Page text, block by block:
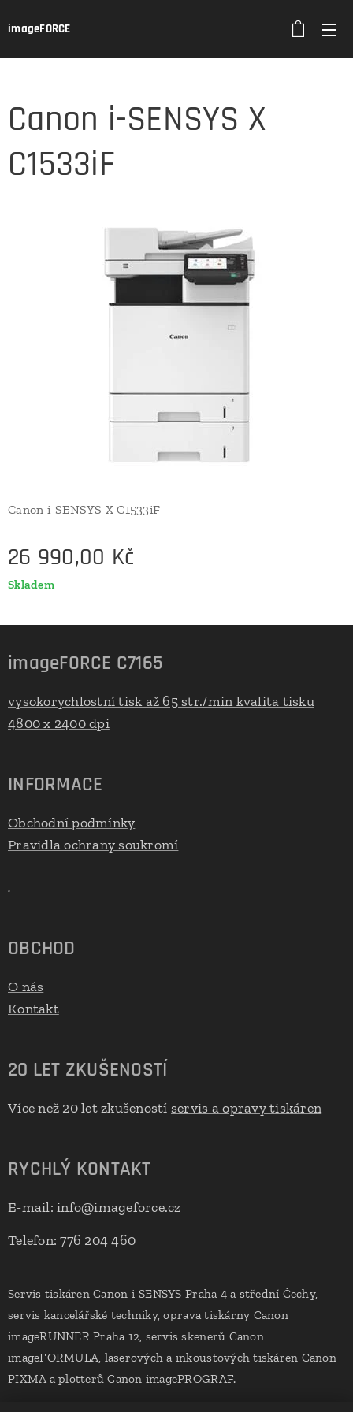
imageFORCE
Canon i-SENSYS X
C1533iF
Canon i-SENSYS X C1533iF
26 990,00 Kč
Skladem
imageFORCE C7165
vysokorychlostní tisk až 65 str./min kvalita tisku
4800 x 2400 dpi
INFORMACE
Obchodní podmínky
Pravidla ochrany soukromí
.
OBCHOD
O nás
Kontakt
20 LET ZKUŠENOSTÍ
Více než 20 let zkušeností servis a opravy tiskáren
RYCHLÝ KONTAKT
E-mail:info@imageforce.cz
Telefon: 776 204 460
Servis tiskáren Canon i-SENSYS Praha 4 a střední Čechy,
servis kancelářské techniky, oprava tiskárny Canon
imageRUNNER Praha 12, servis skenerů Canon
imageFORMULA, laserových a inkoustových tiskáren Canon
PIXMA a plotterů Canon imagePROGRAF.